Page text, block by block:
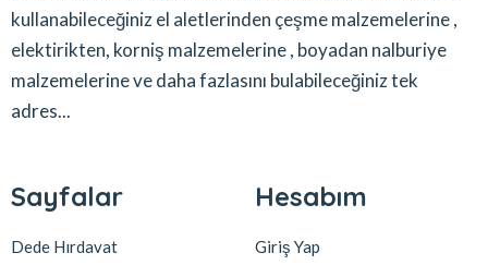
kullanabileceğiniz el aletlerinden çeşme malzemelerine ,
elektirikten, korniş malzemelerine , boyadan nalburiye
malzemelerine ve daha fazlasını bulabileceğiniz tek
adres...
Sayfalar
Dede Hırdavat
Hesabım
Giriş Yap